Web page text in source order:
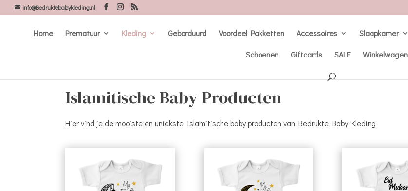
info@Bedruktebabykleding.nl
Home Prematuur Kleding Geborduurd Voordeel Pakketten Accessoires Slaapkamer
Schoenen Giftcards SALE Winkelwagen
Islamitische Baby Producten
Hier vind je de mooiste en uniekste Islamitische baby producten van Bedrukte Baby Kleding